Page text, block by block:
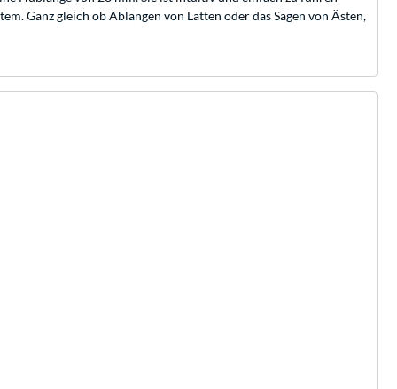
Ganz gleich ob Ablängen von Latten oder das Sägen von Ästen,